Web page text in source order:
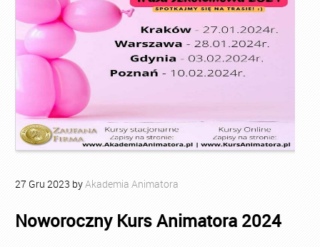
27 Gru 2023 by Akademia Animatora
Noworoczny Kurs Animatora 2024